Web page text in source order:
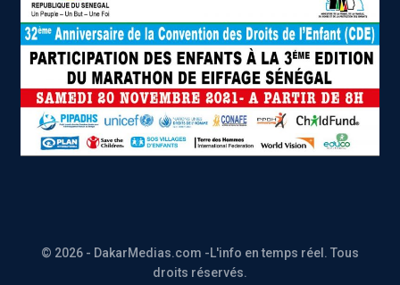
© 2026 - DakarMedias.com -L'info en temps réel. Tous
droits réservés.